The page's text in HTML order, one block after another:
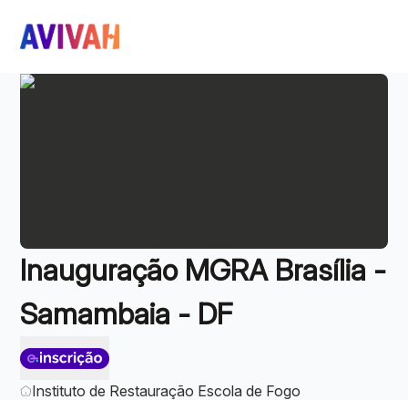
Inauguração MGRA Brasília -
Samambaia - DF
Instituto de Restauração Escola de Fogo